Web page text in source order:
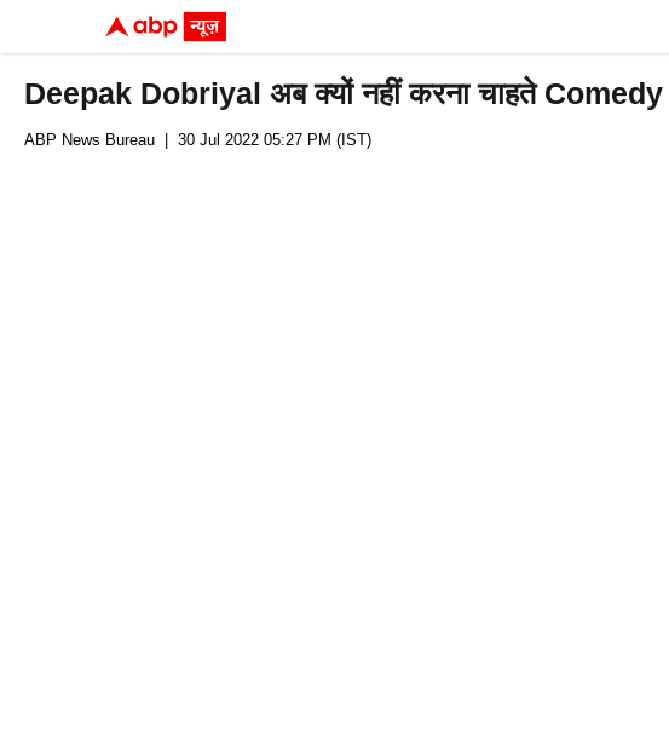
Deepak Dobriyal अब क्यों नहीं करना चाहते
ABP News Bureau | 30 Jul 2022 05:27 PM (IST)